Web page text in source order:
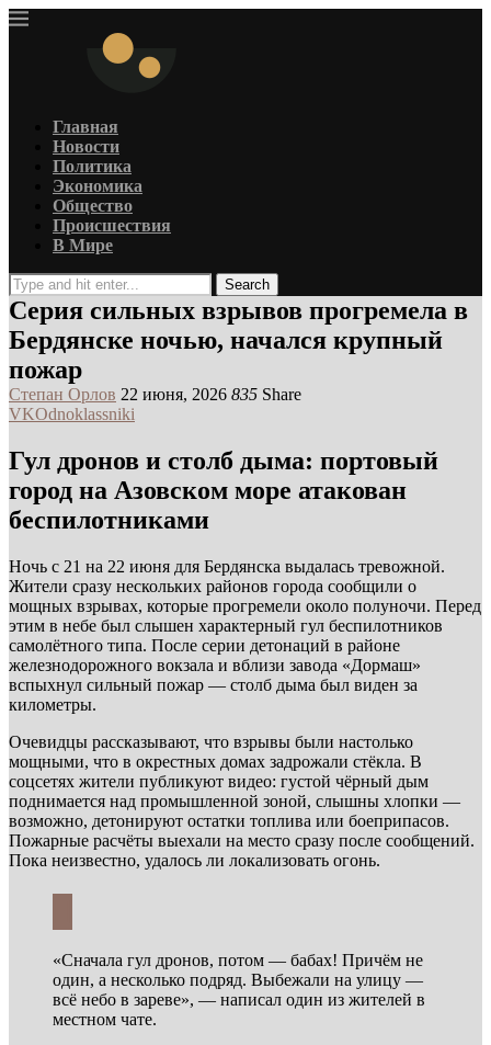
Главная
Новости
Политика
Экономика
Общество
Происшествия
В Мире
Search
Серия сильных взрывов прогремела в
Бердянске ночью, начался крупный
пожар
Степан Орлов 22 июня, 2026 835 Share
VKOdnoklassniki
Гул дронов и столб дыма: портовый
город на Азовском море атакован
беспилотниками
Ночь с 21 на 22 июня для Бердянска выдалась тревожной.
Жители сразу нескольких районов города сообщили о
мощных взрывах, которые прогремели около полуночи. Перед
этим в небе был слышен характерный гул беспилотников
самолётного типа. После серии детонаций в районе
железнодорожного вокзала и вблизи завода «Дормаш»
вспыхнул сильный пожар — столб дыма был виден за
километры.
Очевидцы рассказывают, что взрывы были настолько
мощными, что в окрестных домах задрожали стёкла. В
соцсетях жители публикуют видео: густой чёрный дым
поднимается над промышленной зоной, слышны хлопки —
возможно, детонируют остатки топлива или боеприпасов.
Пожарные расчёты выехали на место сразу после сообщений.
Пока неизвестно, удалось ли локализовать огонь.
«Сначала гул дронов, потом — бабах! Причём не
один, а несколько подряд. Выбежали на улицу —
всё небо в зареве», — написал один из жителей в
местном чате.